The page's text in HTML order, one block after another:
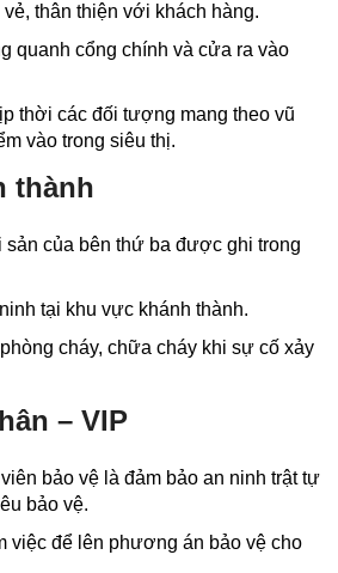
thân thiện với khách hàng.
quanh cổng chính và cửa ra vào
thời các đối tượng mang theo vũ
vào trong siêu thị.
thành
sản của bên thứ ba được ghi trong
tại khu vực khánh thành.
cháy, chữa cháy khi sự cố xảy
– VIP
bảo vệ là đảm bảo an ninh trật tự
bảo vệ.
việc để lên phương án bảo vệ cho